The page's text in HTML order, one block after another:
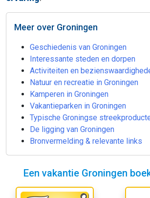
Meer over Groningen
Geschiedenis van Groningen
Interessante steden en dorpen
Activiteiten en
Natuur en recreatie in Groningen
Kamperen in Groningen
Vakantieparken in Groningen
Typische Groningse
De ligging van Groningen
Bronvermelding & relevante links
Een vakantie Groningen